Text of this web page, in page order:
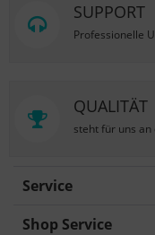
SUPPORT
Professionelle
QUALITÄT
steht für uns
Service
Shop Service